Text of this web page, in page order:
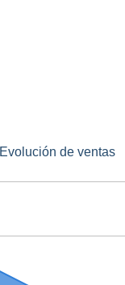
Evolución de ventas